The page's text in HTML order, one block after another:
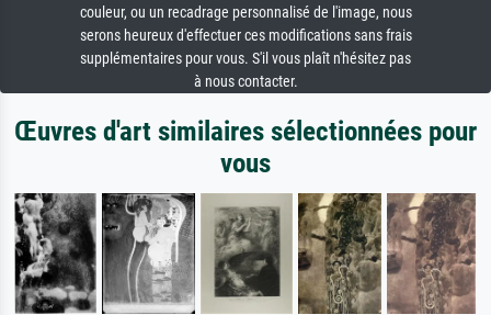
couleur, ou un recadrage personnalisé de l'image, nous
serons heureux d'effectuer ces modifications sans frais
supplémentaires pour vous. S'il vous plaît n'hésitez pas
à nous contacter.
Œuvres d'art similaires sélectionnées pour
vous